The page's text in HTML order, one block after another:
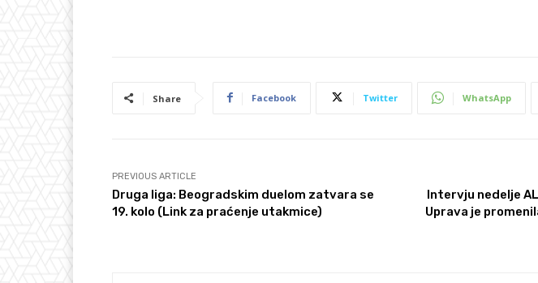
Share Facebook Twitter WhatsApp
PREVIOUS ARTICLE
Druga liga: Beogradskim duelom zatvara se
19. kolo (Link za praćenje utakmice)
Intervju nedelje
Uprava je